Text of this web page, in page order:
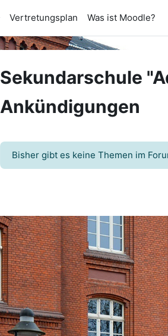
Vertretungsplan Was ist Moodle?
Sekundarschule
Ankündigungen
Bisher gibt es keine Themen im